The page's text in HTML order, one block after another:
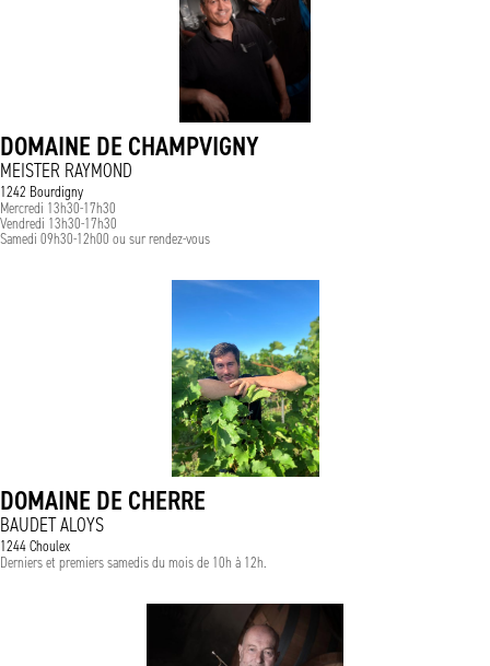
DOMAINE DE CHAMPVIGNY
MEISTER RAYMOND
1242 Bourdigny
Mercredi 13h30-17h30
Vendredi 13h30-17h30
Samedi 09h30-12h00 ou sur rendez-vous
DOMAINE DE CHERRE
BAUDET ALOYS
1244 Choulex
Derniers et premiers samedis du mois de 10h à 12h.